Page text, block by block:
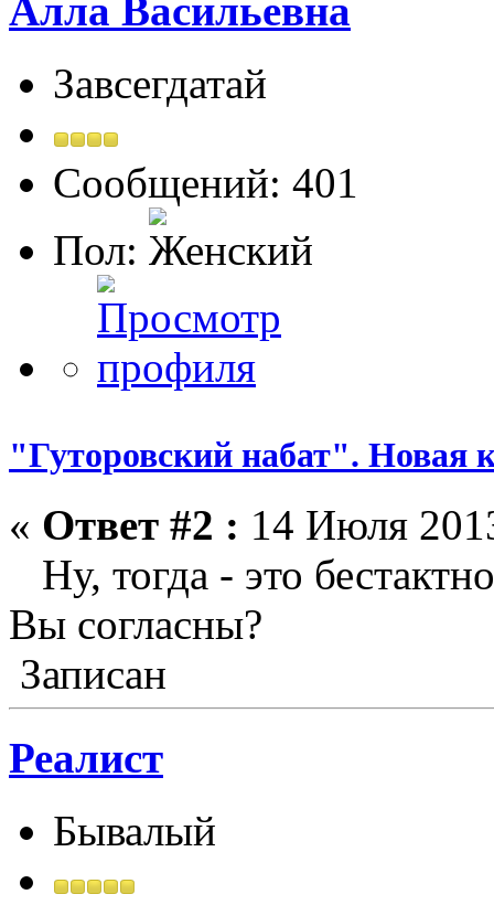
Алла Васильевна
Завсегдатай
Сообщений: 401
Пол:
"Гуторовский набат". Новая
« Ответ #2 : 14 Июля
Ну, тогда - это
Вы согласны?
Записан
Реалист
Бывалый